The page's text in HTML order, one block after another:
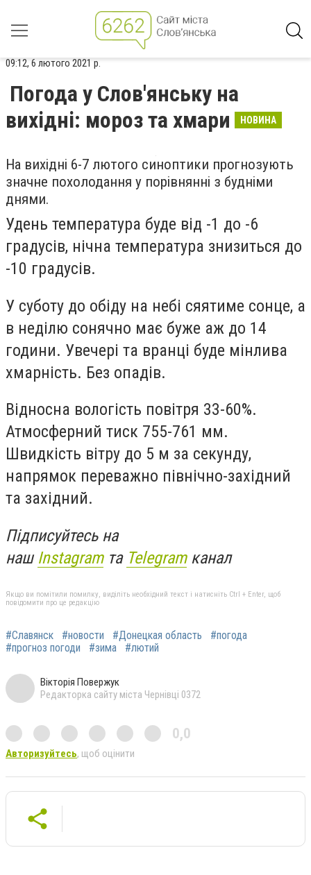
09:12, 6 лютого 2021 р.
Погода у Слов'янську на
вихідні: мороз та хмари
НОВИНА
На вихідні 6-7 лютого синоптики прогнозують
значне похолодання у порівнянні з будніми
днями.
Удень температура буде від -1 до -6
градусів, нічна температура знизиться до
-10 градусів.
У суботу до обіду на небі сяятиме сонце, а
в неділю сонячно має буже аж до 14
години. Увечері та вранці буде мінлива
хмарність. Без опадів.
Відносна вологість повітря 33-60%.
Атмосферний тиск 755-761 мм.
Швидкість вітру до 5 м за секунду,
напрямок переважно північно-західний
та західний.
Підписуйтесь на
наш Instagramта Telegramканал
Якщо ви помітили помилку, виділіть необхідний текст і натисніть Ctrl + Enter, щоб
повідомити про це редакцію
#Славянск #новости #Донецкая область
#погода
#прогноз погоди
#зима #лютий
Вікторія Повержук
Редакторка сайту міста Чернівці 0372
0,0
Авторизуйтесь, щоб оцінити